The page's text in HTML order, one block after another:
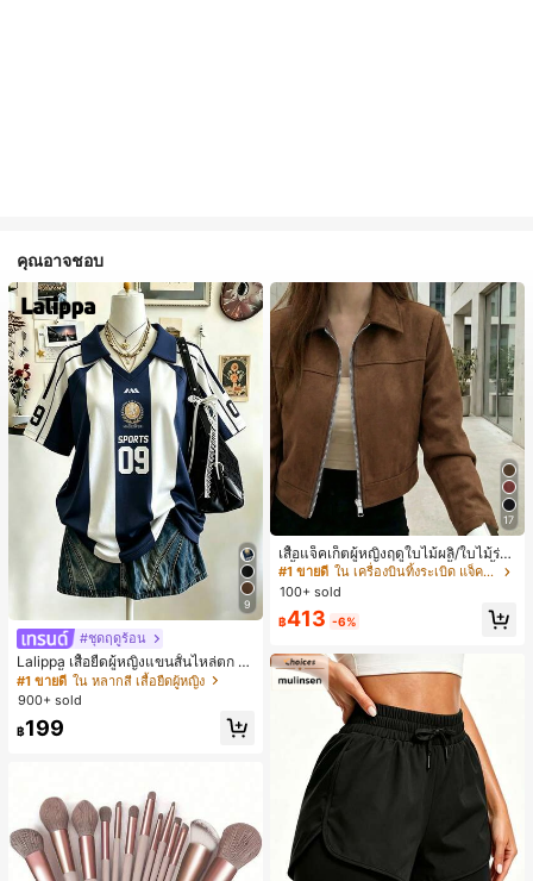
คุณอาจชอบ
9
#ชุดฤดูร้อน
Lalippa เสื้อยืดผู้หญิงแขนสั้นไหล่ตก ค
อวีปกเสื้อ ลายพิมพ์ดิจิทัลลายทาง สไตล์
สปอร์ตแฟชั่นมินิมอล ของขวัญสำหรับเ
#1 ขายดี ใน หลากสี เสื้อยืดผู้หญิง
900+ sold
฿199
17
เสื้อแจ็คเก็ตผู้หญิงฤดูใบไม้ผลิ/ใบไม้ร่วง
สีพื้น หนังเทียม สไตล์ปกคอเสื้อ ซิปขึ้น
แขนยาว สไตล์ลำลอง วิทยาลัย สนามบิ
น เสื้อนอก สีน้ำตาล สไตล์สบายๆ ฤดูใบ
ไม้ร่วง
#1 ขายดี
ใน เครื่องบินทิ้งระเบิด แจ็คเก็ตผู้หญิง
100+ sold
฿413 -6%